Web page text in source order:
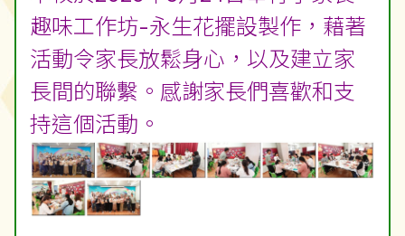
趣味工作坊-永生花擺設製作，藉著
活動令家長放鬆身心，以及建立家
長間的聯繫。感謝家長們喜歡和支
持這個活動。